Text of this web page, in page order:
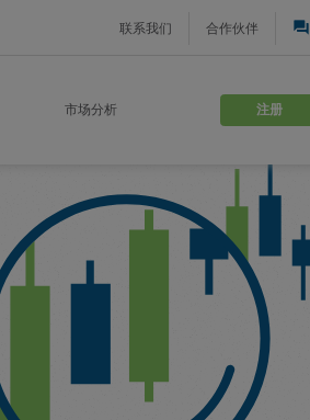
联系我们 合作伙伴 question_answer
市场分析 注册